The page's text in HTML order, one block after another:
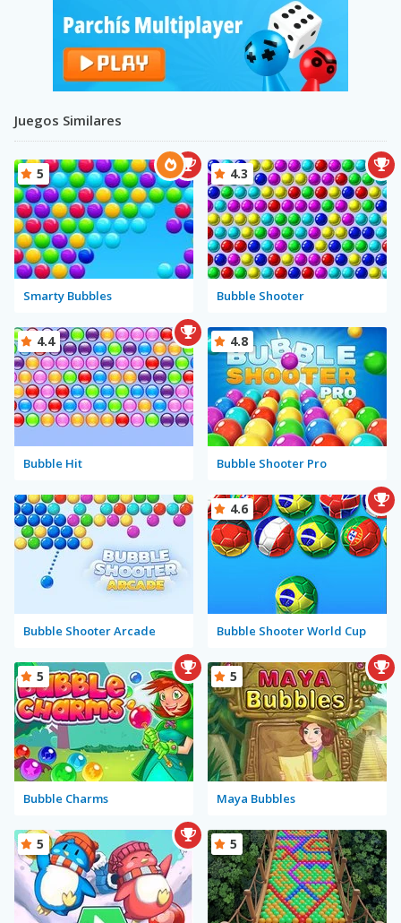
Juegos Similares
Smarty Bubbles
5
Bubble Shooter
4.3
Bubble Hit
4.4
Bubble Shooter Pro
4.8
Bubble Shooter Arcade Bubble Shooter World Cup
4.6
Bubble Charms
5
Maya Bubbles
5
5 5